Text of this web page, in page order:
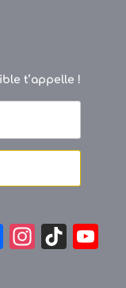
t’appelle !
F
In Ti